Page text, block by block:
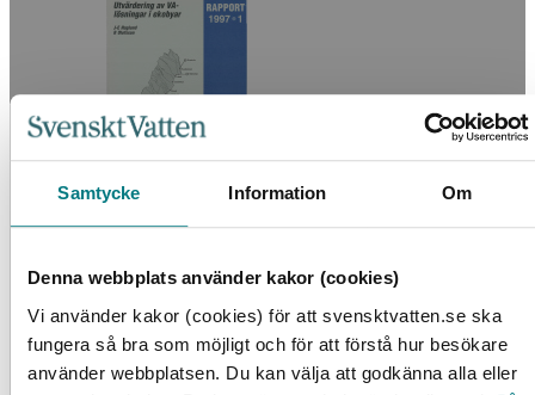
Samtycke Information Om
Denna webbplats använder kakor (cookies)
Vi använder kakor (cookies) för att svensktvatten.se ska
fungera så bra som möjligt och för att förstå hur besökare
använder webbplatsen. Du kan välja att godkänna alla eller
Utvärdering av VA-lösningar i ekobyar
LÄS MER